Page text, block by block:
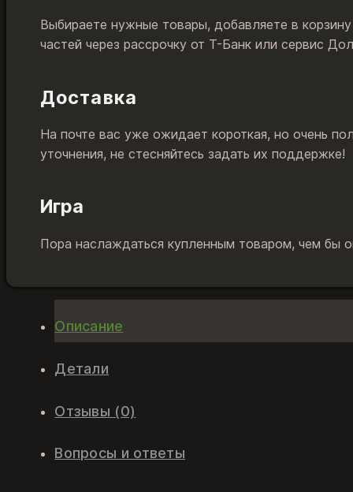
Выбираете нужные товары, добавляете в
частей через рассрочку от Т-Банк или сервис
Доставка
На почте вас уже ожидает короткая, но очень
уточнения, не стесняйтесь задать их поддержке!
Игра
Пора наслаждаться купленным товаром, чем бы
Описание
Детали
Отзывы (0)
Вопросы и ответы